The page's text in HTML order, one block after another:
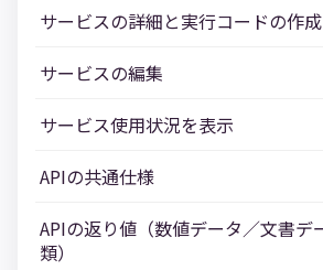
サービスの詳細と実行コードの作成
サービスの編集
サービス使用状況を表示
APIの共通仕様
APIの返り値（数値データ／文書デ
類）